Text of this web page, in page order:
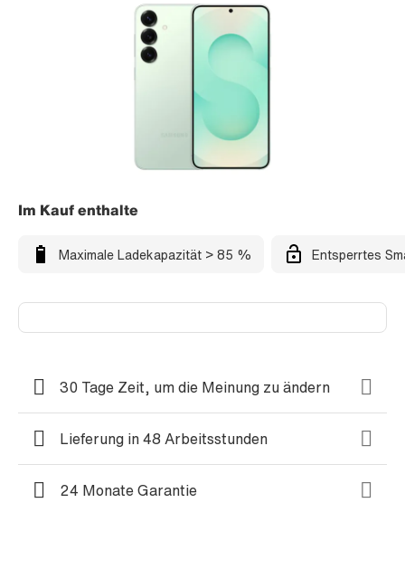
Im Kauf enthalte
Maximale Ladekapazität > 85 % Entsperrtes
30 Tage Zeit, um die Meinung zu ändern
Lieferung in 48 Arbeitsstunden
24 Monate Garantie